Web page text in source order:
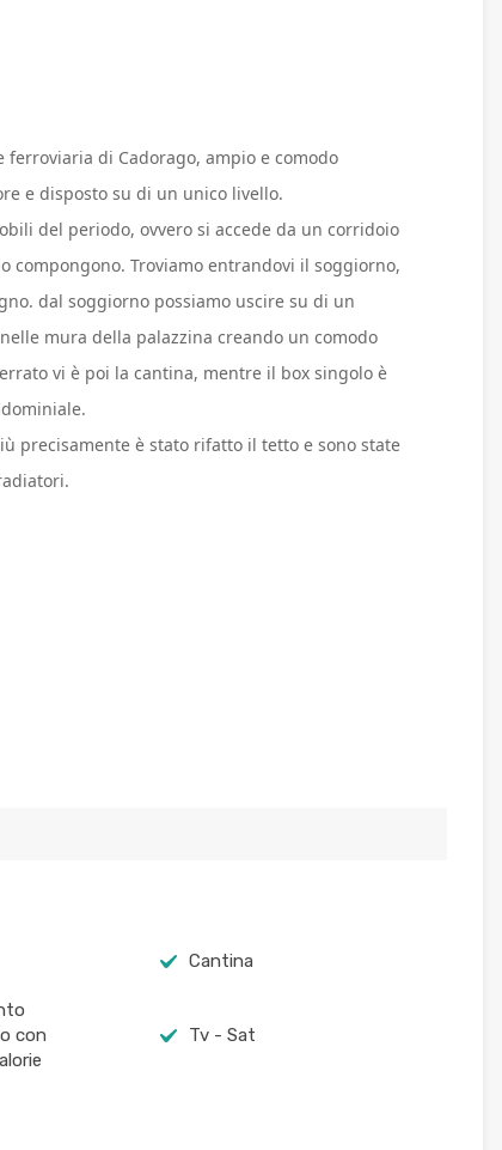
ferroviaria di Cadorago, ampio e comodo
e disposto su di un unico livello.
del periodo, ovvero si accede da un corridoio
compongono. Troviamo entrandovi il soggiorno,
dal soggiorno possiamo uscire su di un
mura della palazzina creando un comodo
vi è poi la cantina, mentre il box singolo è
precisamente è stato rifatto il tetto e sono state
Cantina
con
Tv - Sat